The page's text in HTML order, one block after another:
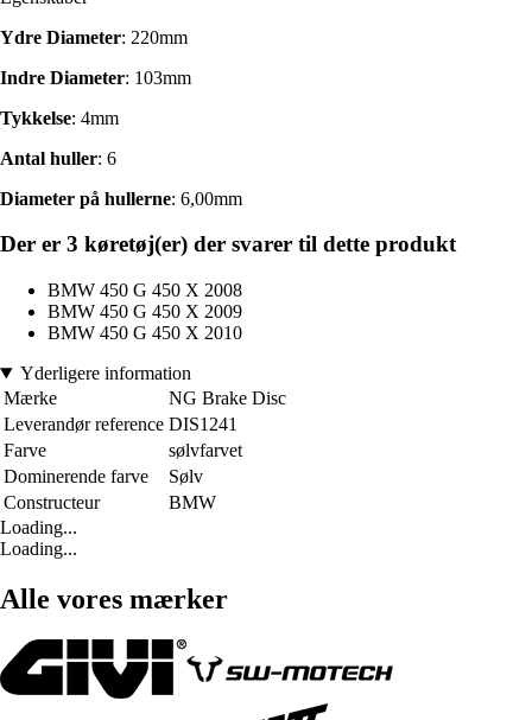
Ydre Diameter: 220mm
Indre Diameter: 103mm
Tykkelse: 4mm
Antal huller: 6
Diameter på hullerne: 6,00mm
Der er 3 køretøj(er) der svarer til dette produkt
BMW 450 G 450 X 2008
BMW 450 G 450 X 2009
BMW 450 G 450 X 2010
Yderligere information
Mærke
NG Brake Disc
Leverandør reference DIS1241
Farve
sølvfarvet
Dominerende farve
Sølv
Constructeur
BMW
Loading...
Loading...
Alle vores mærker